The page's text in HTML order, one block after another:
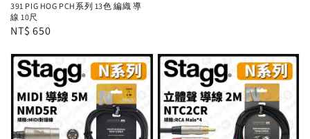
391 PIG HOG PCH系列 13色 編織 導
線 10尺
Regular
NT$ 650